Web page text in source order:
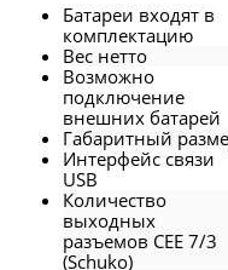
Батареи входят в
комплектацию
Вес нетто
Возможно
подключение
внешних батарей
Габаритный
Интерфейс связи
USB
Количество
выходных
разъемов CEE 7/3
(Schuko)